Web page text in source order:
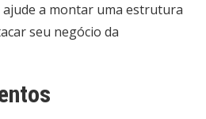
a montar uma estrutura
seu negócio da